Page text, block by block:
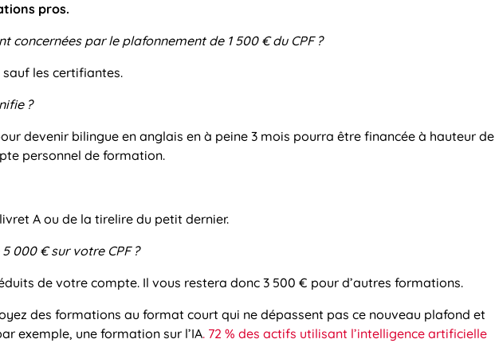
pros.
concernées par le plafonnement de 1 500 € du CPF?
les certifiantes.
?
devenir bilingue en anglais en à peine 3 mois pourra être financée à hauteur de
personnel de formation.
A ou de la tirelire du petit dernier.
000 € sur votre CPF?
de votre compte. Il vous restera donc 3 500 € pour d’autres formations.
des formations au format court qui ne dépassent pas ce nouveau plafond et
exemple, une formation sur l’IA. 72 % des actifs utilisant l’intelligence artificielle